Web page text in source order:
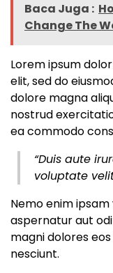
Baca Juga :
Change The
Lorem ipsum
elit, sed do
dolore magna
nostrud
ea commodo
“Duis aute
voluptate
Nemo enim
aspernatur aut
magni dolores
nesciunt.